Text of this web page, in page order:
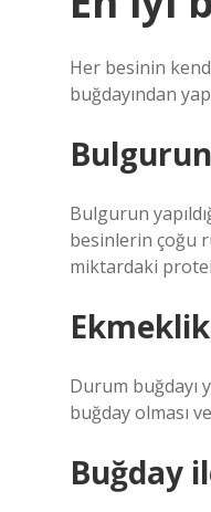
Her besinin
buğdayından
Bulgurun
besinlerin çoğu
miktardaki
Durum buğdayı
buğday olması
Buğday